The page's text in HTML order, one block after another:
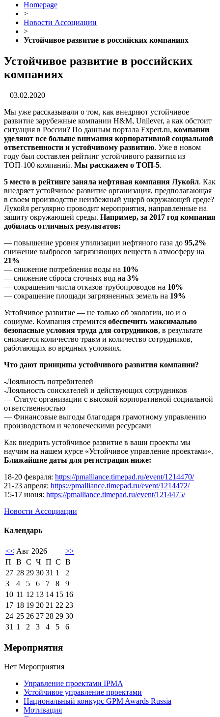
Homepage
>
Новости Ассоциации
>
Устойчивое развитие в российских компаниях
Устойчивое развитие в российских
компаниях
03.02.2020
Мы уже рассказывали о том, как внедряют устойчивое
развитие зарубежные компании H&M, Unilever, а как обстоит
ситуация в России? По данным портала Expert.ru, компании
уделяют все больше внимания корпоративной социальной
ответственности и устойчивому развитию. Уже в новом
году был составлен рейтинг устойчивого развития из
ТОП-100 компаний. Мы расскажем о ТОП-5.
5 место в рейтинге заняла нефтяная компания Лукойл. Как
внедряет устойчивое развитие организация, предполагающая
в своем производстве неизбежный ущерб окружающей среде?
Лукойл регулярно проводит мероприятия, направленные на
защиту окружающей среды. Например, за 2017 год компания
добилась отличных результатов:
— повышение уровня утилизации нефтяного газа до 95,2%
снижение выбросов загрязняющих веществ в атмосферу на
21%
— снижение потребления воды на 10%
— снижение сброса сточных вод на 3%
— сокращения числа отказов трубопроводов на 10%
— сокращение площади загрязненных земель на 19%
Устойчивое развитие — не только об экологии, но и о
социуме. Компания стремится обеспечить максимально
безопасные условия труда для сотрудников, в результате
снижается количество травм и количество сотрудников,
работающих во вредных условиях.
Что дают принципы устойчивого развития компании?
-Лояльность потребителей
-Лояльность соискателей и действующих сотрудников
— Статус организации с высокой корпоративной социальной
ответственностью
— Финансовые выгоды благодаря грамотному управлению
производством и человеческими ресурсами
Как внедрить устойчивое развитие в ваши проекты мы
научим на нашем курсе «Устойчивое управление проектами».
Ближайшие даты для регистрации ниже:
18-20 февраля: https://pmalliance.timepad.ru/event/1214470/
21-23 апреля: https://pmalliance.timepad.ru/event/1214472/
15-17 июня: https://pmalliance.timepad.ru/event/1214475/
Новости Ассоциации
Календарь
<< Авг 2026
>>
П
В С Ч П С В
27 28 29 30 31 1
2
3
4 5 6 7 8
9
10 11 12 13 14 15 16
17 18 19 20 21 22 23
24 25 26 27 28 29 30
31 1 2 3 4 5 6
Мероприятия
Нет Мероприятия
Управление проектами IPMA
Устойчивое управление проектами
Национальный конкурс GPM Awards Russia
Мотивация